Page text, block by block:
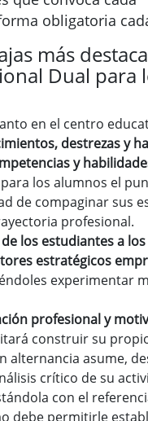
obligatoria
más
Dual para
en el centro
destrezas y
y
los alumnos el
de compaginar sus
profesional.
los estudiantes a
estratégicos
experimentar
profesional y
construir su
alternancia asume,
crítico de su
con el
debe permitirle